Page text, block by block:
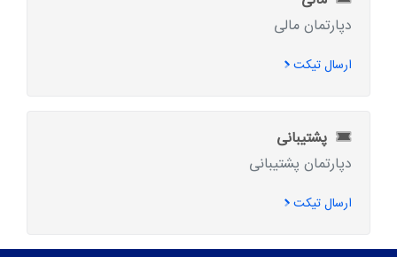
دپارتمان مالی
ارسال تیکت
پشتیبانی
دپارتمان پشتیبانی
ارسال تیکت